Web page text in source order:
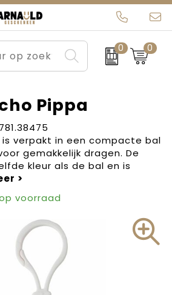
0 0
Pippa
is verpakt in een compacte bal
gemakkelijk dragen. De
kleur als de bal en is
voorraad